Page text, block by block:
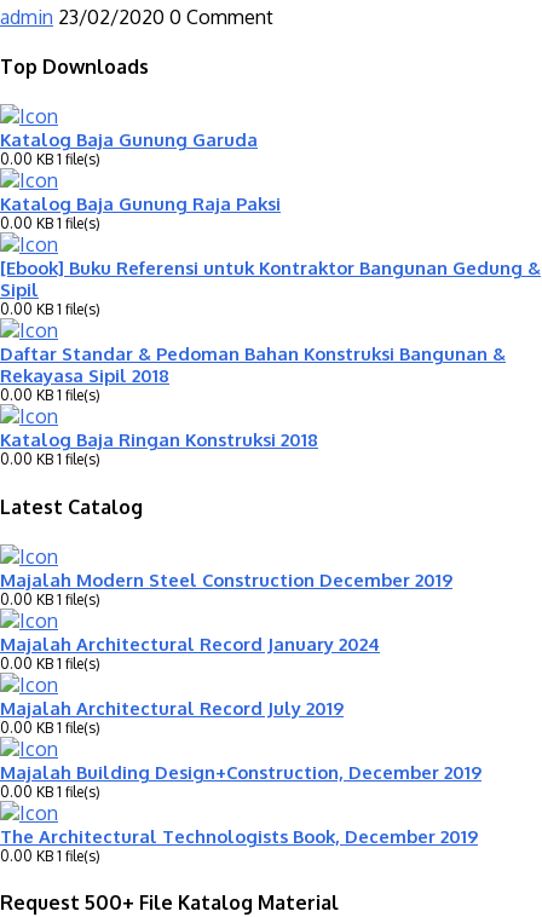
admin 23/02/2020 0 Comment
Top Downloads
Katalog Baja Gunung Garuda
0.00 KB 1 file(s)
Katalog Baja Gunung Raja Paksi
0.00 KB 1 file(s)
[Ebook] Buku Referensi untuk Kontraktor Bangunan Gedung &
Sipil
0.00 KB 1 file(s)
Daftar Standar & Pedoman Bahan Konstruksi Bangunan &
Rekayasa Sipil 2018
0.00 KB 1 file(s)
Katalog Baja Ringan Konstruksi 2018
0.00 KB 1 file(s)
Latest Catalog
Majalah Modern Steel Construction December 2019
0.00 KB 1 file(s)
Majalah Architectural Record January 2024
0.00 KB 1 file(s)
Majalah Architectural Record July 2019
0.00 KB 1 file(s)
Majalah Building Design+Construction, December 2019
0.00 KB 1 file(s)
The Architectural Technologists Book, December 2019
0.00 KB 1 file(s)
Request 500+ File Katalog Material